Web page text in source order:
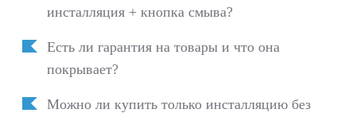
инсталляция + кнопка смыва?
Есть ли гарантия на товары и что она
покрывает?
Можно ли купить только инсталляцию без